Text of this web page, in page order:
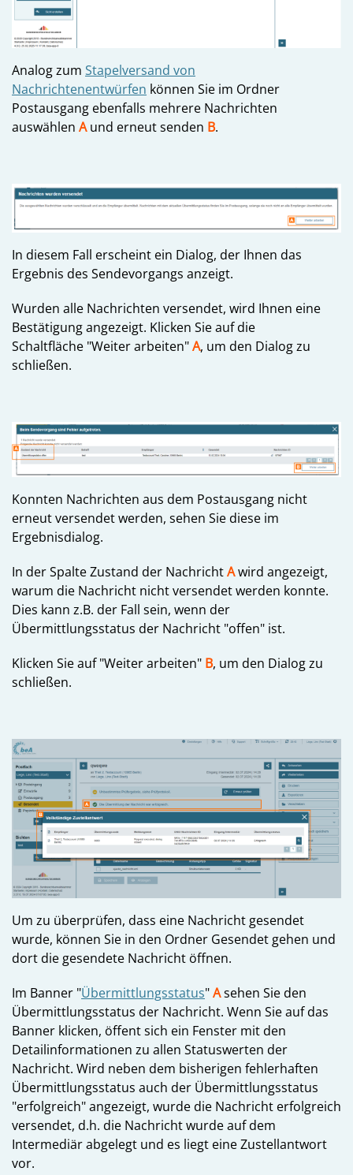
Analog zum Stapelversand von
Nachrichtenentwürfen können Sie im Ordner
Postausgang ebenfalls mehrere Nachrichten
auswählen Aund erneut senden B.
In diesem Fall erscheint ein Dialog, der Ihnen das
Ergebnis des Sendevorgangs anzeigt.
Wurden alle Nachrichten versendet, wird Ihnen eine
Bestätigung angezeigt. Klicken Sie auf die
Schaltfläche "Weiter arbeiten"A, um den Dialog zu
schließen.
Konnten Nachrichten aus dem Postausgang nicht
erneut versendet werden, sehen Sie diese im
Ergebnisdialog.
In der Spalte Zustand der NachrichtAwird angezeigt,
warum die Nachricht nicht versendet werden konnte.
Dies kann z.B. der Fall sein, wenn der
Übermittlungsstatus der Nachricht "offen" ist.
Klicken Sie auf "Weiter arbeiten" B, um den Dialog zu
schließen.
Um zu überprüfen, dass eine Nachricht gesendet
wurde, können Sie in den Ordner Gesendet gehen und
dort die gesendete Nachricht öffnen.
Im Banner "Übermittlungsstatus"Asehen Sie den
Übermittlungsstatus der Nachricht. Wenn Sie auf das
Banner klicken, öffent sich ein Fenster mit den
Detailinformationen zu allen Statuswerten der
Nachricht. Wird neben dem bisherigen fehlerhaften
Übermittlungsstatus auch der Übermittlungsstatus
"erfolgreich" angezeigt, wurde die Nachricht erfolgreich
versendet, d.h. die Nachricht wurde auf dem
Intermediär abgelegt und es liegt eine Zustellantwort
vor.